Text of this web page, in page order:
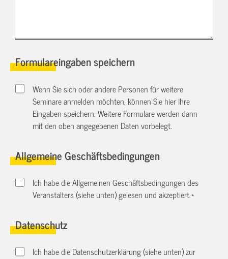
Formulareingaben speichern
Wenn Sie sich oder andere Personen für weitere
Seminare anmelden möchten, können Sie hier Ihre
Eingaben speichern. Weitere Formulare werden dann
mit den oben angegebenen Daten vorbelegt.
Allgemeine Geschäftsbedingungen
Ich habe die Allgemeinen Geschäftsbedingungen des
Veranstalters (siehe unten) gelesen und akzeptiert.*
Datenschutz
Ich habe die Datenschutzerklärung (siehe unten) zur